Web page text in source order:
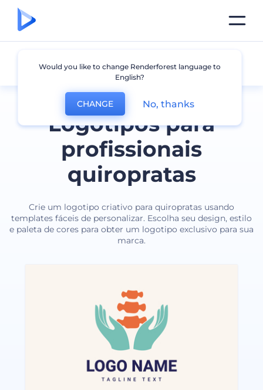
Logotipos para
profissionais
quiropratas
Crie um logotipo criativo para quiropratas usando
templates fáceis de personalizar. Escolha seu design, estilo
e paleta de cores para obter um logotipo exclusivo para sua
marca.
Quiroprata
Would you like to change Renderforest language to
English?
CHANGE No, thanks